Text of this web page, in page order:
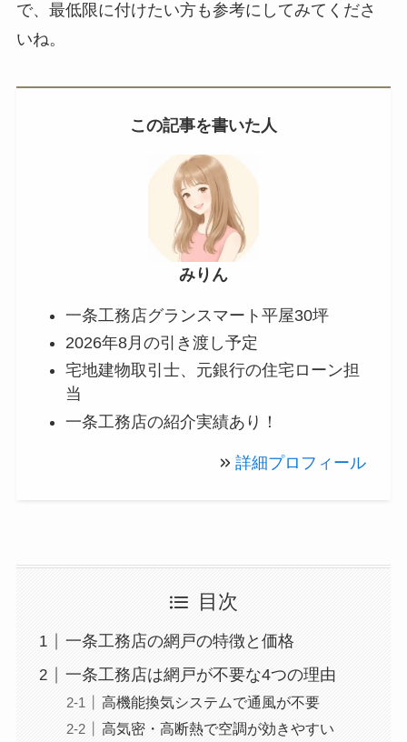
で、最低限に付けたい方も参考にしてみてくださ
いね。
この記事を書いた人
みりん
一条工務店グランスマート平屋30坪
2026年8月の引き渡し予定
宅地建物取引士、元銀行の住宅ローン担
当
一条工務店の紹介実績あり！
詳細プロフィール
目次
一条工務店の網戸の特徴と価格
一条工務店は網戸が不要な4つの理由
高機能換気システムで通風が不要
高気密・高断熱で空調が効きやすい